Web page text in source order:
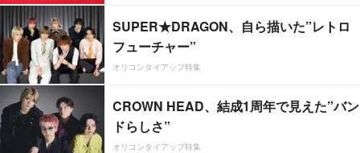
SUPER★DRAGON、自ら描いた”レトロ
フューチャー”
オリコンタイアップ特集
CROWN HEAD、結成1周年で見えた”バン
ドらしさ”
オリコンタイアップ特集